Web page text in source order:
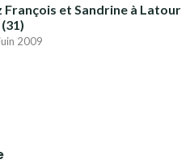
François et Sandrine à Latour
(31)
2009